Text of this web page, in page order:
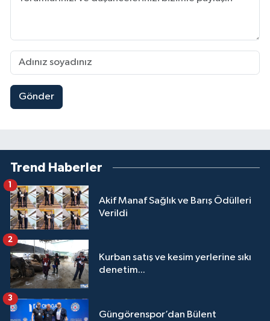
Gönder
Trend Haberler
Akif Manaf Sağlık ve Barış Ödülleri
Verildi
1
Kurban satış ve kesim yerlerine sıkı
denetim...
2
Güngörenspor’dan Bülent
3